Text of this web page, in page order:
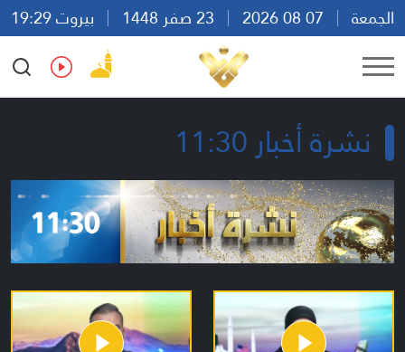
الجمعة
بيروت 19:29
Ar
En Fr Es
نشرة أخبار 11:30